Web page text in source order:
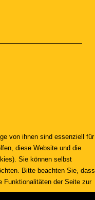
von ihnen sind essenziell für
diese Website und die
Sie können selbst
Bitte beachten Sie, dass
Funktionalitäten der Seite zur